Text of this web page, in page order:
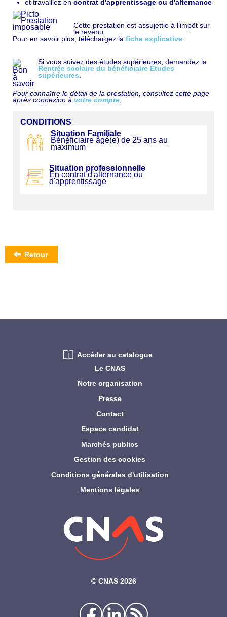
et travaillez en contrat d'apprentissage ou d'alternance
Cette prestation est assujettie à l’impôt sur
le revenu.
Pour en savoir plus, téléchargez la fiche explicative
Si vous suivez des études supérieures, demandez la
Rentrée scolaire du bénéficiaire Études
supérieures
Pour connaître le détail de la prestation, consultez cette page
après connexion à votre compte
CONDITIONS
Situation Familiale
Bénéficiaire âgé(e) de 25 ans au
maximum
Situation professionnelle
En contrat d'alternance ou
d'apprentissage
Retour
©‎ CNAS 2026
Le CNAS
Notre organisation
Presse
Contact
Espace candidat
Marchés publics
Gestion des cookies
Conditions générales d'utilisation
Mentions légales
Accéder au catalogue